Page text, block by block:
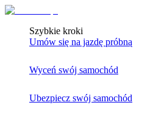
Szybkie kroki
Umów się na jazdę próbną
Wyceń swój samochód
Ubezpiecz swój samochód